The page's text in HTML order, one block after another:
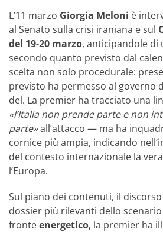
L’11 marzo Giorgia Meloni è
al Senato sulla crisi iraniana e sul
del 19-20 marzo, anticipandole di
secondo quanto previsto dal
scelta non solo procedurale:
previsto ha permesso al governo
del. La premier ha tracciato una
«l’Italia non prende parte e non
parte»all’attacco — ma ha
cornice più ampia, indicando
del contesto internazionale la
l’Europa.
Sul piano dei contenuti, il
dossier più rilevanti dello
fronteenergetico, la premier ha